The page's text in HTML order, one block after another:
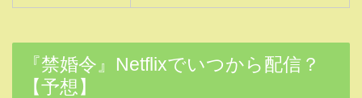
『禁婚令』Netflixでいつから配信？
【予想】